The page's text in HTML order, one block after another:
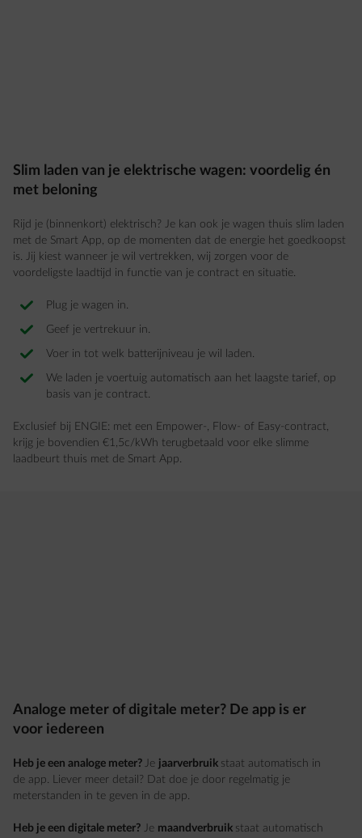
Slim laden van je elektrische wagen: voordelig én
met beloning
Rijd je (binnenkort) elektrisch? Je kan ook je wagen thuis slim laden
met de Smart App, op de momenten dat de energie het goedkoopst
is. Jij kiest wanneer je wil vertrekken, wij zorgen voor de
voordeligste laadtijd in functie van je contract en situatie.
Plug je wagen in.
Geef je vertrekuur in.
Voer in tot welk batterijniveau je wil laden.
We laden je voertuig automatisch aan het laagste tarief, op
basis van je contract.
Exclusief bij ENGIE: met een Empower-, Flow- of Easy-contract,
krijg je bovendien €1,5c/kWh terugbetaald voor elke slimme
laadbeurt thuis met de Smart App.
Analoge meter of digitale meter? De app is er
voor iedereen
Heb je een analoge meter? Je jaarverbruik staat automatisch in
de app. Liever meer detail? Dat doe je door regelmatig je
meterstanden in te geven in de app.
Heb je een digitale meter? Je maandverbruik staat automatisch